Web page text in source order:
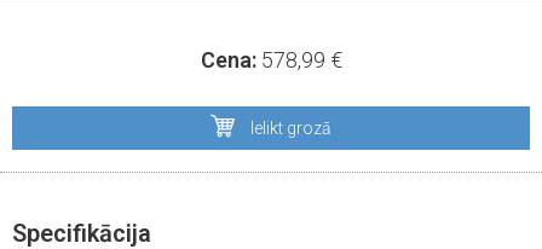
Cena: 578,99 €
Ielikt grozā
Specifikācija